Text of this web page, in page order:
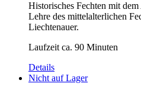
Historisches Fechten mit
Lehre des mittelalterlichen
Liechtenauer.
Laufzeit ca. 90 Minuten
Details
Nicht auf Lager